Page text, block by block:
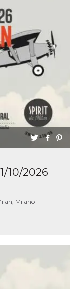
10/2026
Milano